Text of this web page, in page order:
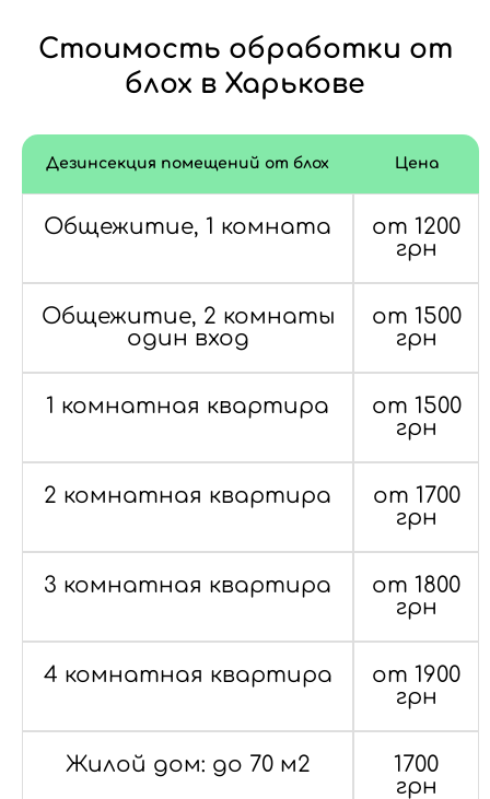
Стоимость обработки от
блох в Харькове
Дезинсекция помещений от блох Цена
Общежитие, 1 комната
от 1200
грн
Общежитие, 2 комнаты
один вход
от 1500
грн
1 комнатная квартира
от 1500
грн
2 комнатная квартира
от 1700
грн
3 комнатная квартира
от 1800
грн
4 комнатная квартира
от 1900
грн
Жилой дом: до 70 м2
1700
грн